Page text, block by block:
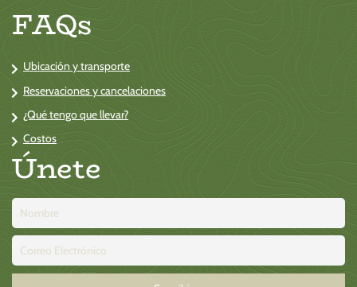
FAQs
Ubicación y transporte
Reservaciones y cancelaciones
¿Qué tengo que llevar?
Costos
Únete